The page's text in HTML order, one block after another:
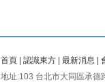
首頁 認識東方 最新消息
地址:103 台北市大同區承